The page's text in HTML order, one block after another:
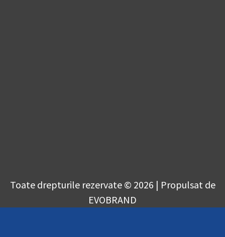
Toate drepturile rezervate © 2026 | Propulsat de
EVOBRAND